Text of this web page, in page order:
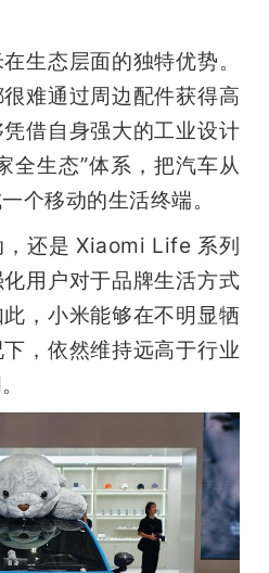
生态层面的独特优势。
难通过周边配件获得高
借自身强大的工业设计
全生态”体系，把汽车从
个移动的生活终端。
，还是 Xiaomi Life 系列
用户对于品牌生活方式
，小米能够在不明显牺
，依然维持远高于行业